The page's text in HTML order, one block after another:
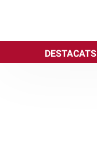
DESTACATS